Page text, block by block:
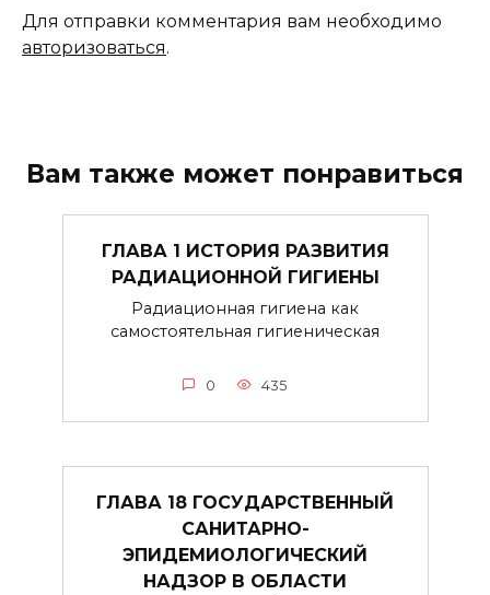
Для отправки комментария вам необходимо
авторизоваться.
Вам также может понравиться
ГЛАВА 1 ИСТОРИЯ РАЗВИТИЯ
РАДИАЦИОННОЙ ГИГИЕНЫ
Радиационная гигиена как
самостоятельная гигиеническая
0 435
ГЛАВА 18 ГОСУДАРСТВЕННЫЙ
САНИТАРНО-
ЭПИДЕМИОЛОГИЧЕСКИЙ
НАДЗОР В ОБЛАСТИ